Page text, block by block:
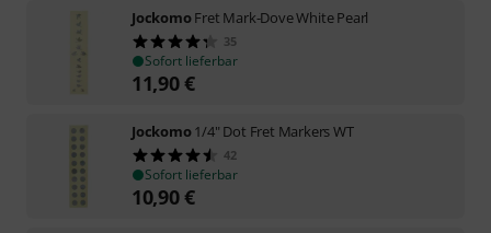
JockomoFret Mark-Dove White Pearl
35
Sofort lieferbar
11,90€
Jockomo1/4" Dot Fret Markers WT
42
Sofort lieferbar
10,90€